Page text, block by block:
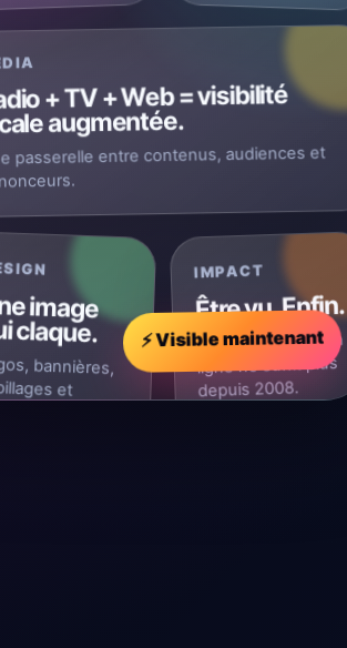
WEB RADIO & TV BRANDING
+ TV + Web = visibilité
augmentée.
passerelle entre contenus, audiences et
image
claque.
bannières,
et
IMPACT
Être vu. Enfin.
Parce qu'exister en
ligne ne suffit plus
depuis 2008.
⚡ Visible maintenant